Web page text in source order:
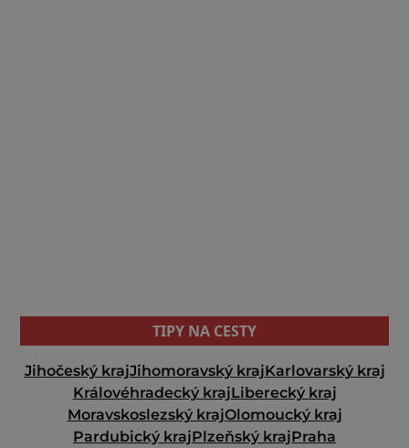
TIPY NA CESTY
Jihočeský krajJihomoravský krajKarlovarský kraj
Královéhradecký krajLiberecký kraj
Moravskoslezský krajOlomoucký kraj
Pardubický krajPlzeňský krajPraha